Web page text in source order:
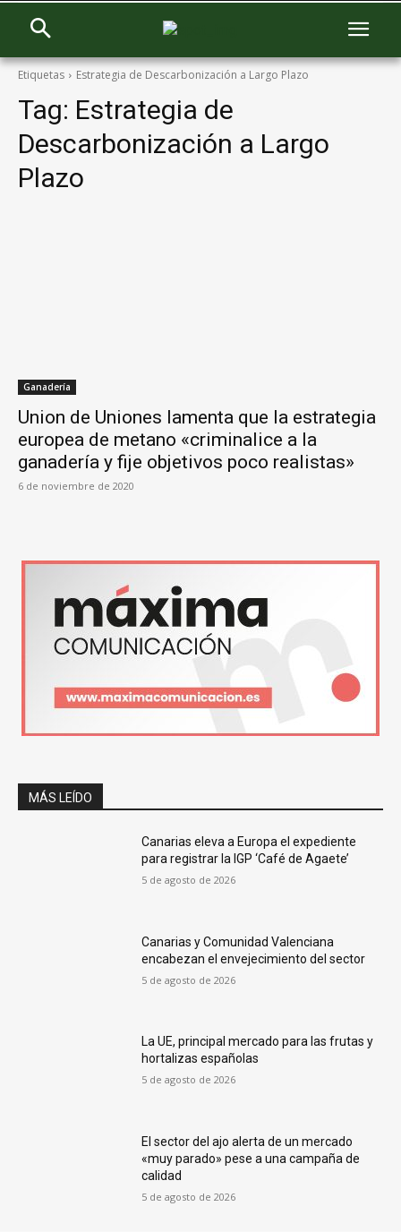
Etiquetas Estrategia de Descarbonización a Largo Plazo
Tag: Estrategia de
Descarbonización a Largo
Plazo
Ganadería
Union de Uniones lamenta que la estrategia
europea de metano «criminalice a la
ganadería y fije objetivos poco realistas»
6 de noviembre de 2020
MÁS LEÍDO
Canarias eleva a Europa el expediente
para registrar la IGP ‘Café de Agaete’
5 de agosto de 2026
Canarias y Comunidad Valenciana
encabezan el envejecimiento del sector
5 de agosto de 2026
La UE, principal mercado para las frutas y
hortalizas españolas
5 de agosto de 2026
El sector del ajo alerta de un mercado
«muy parado» pese a una campaña de
calidad
5 de agosto de 2026